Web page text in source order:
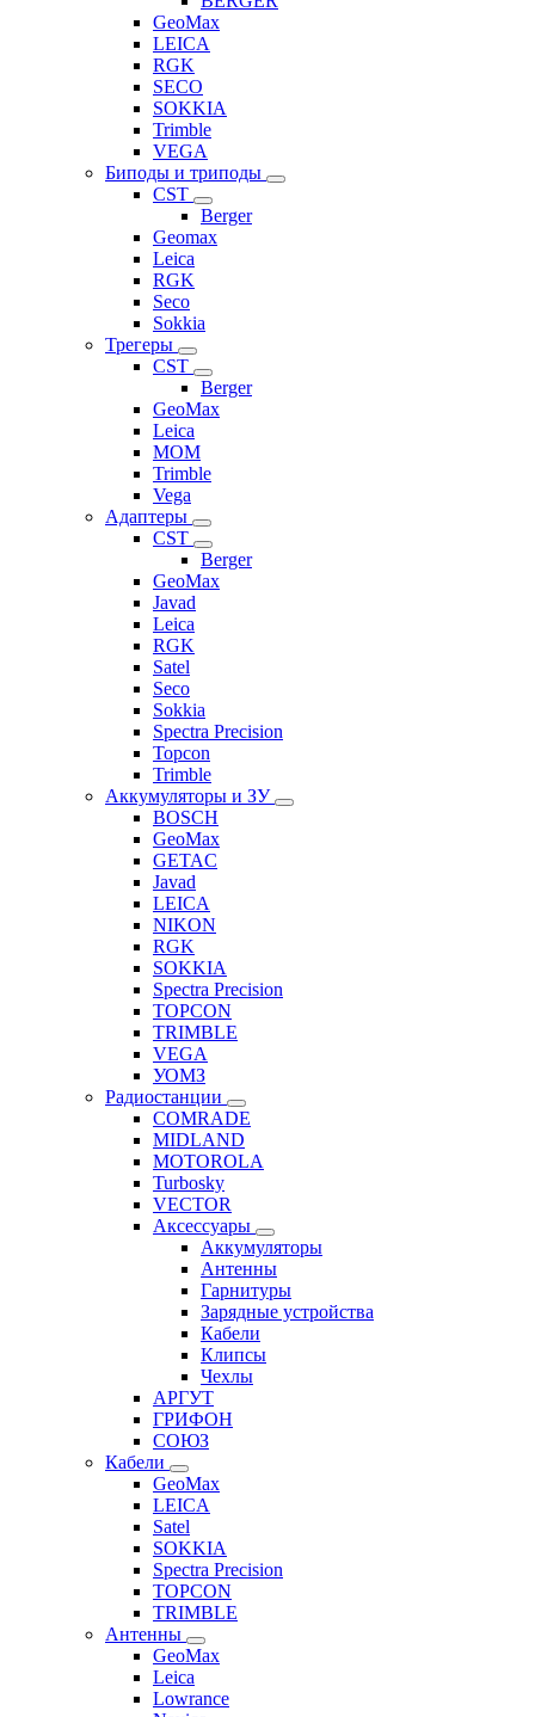
GeoMax
LEICA
RGK
SECO
SOKKIA
Trimble
VEGA
Биподы и триподы
CST
Berger
Geomax
Leica
RGK
Seco
Sokkia
Трегеры
CST
Berger
GeoMax
Leica
MOM
Trimble
Vega
Адаптеры
CST
Berger
GeoMax
Javad
Leica
RGK
Satel
Seco
Sokkia
Spectra Precision
Topcon
Trimble
Аккумуляторы и ЗУ
BOSCH
GeoMax
GETAC
Javad
LEICA
NIKON
RGK
SOKKIA
Spectra Precision
TOPCON
TRIMBLE
VEGA
УОМЗ
Радиостанции
COMRADE
MIDLAND
MOTOROLA
Turbosky
VECTOR
Аксессуары
Аккумуляторы
Антенны
Гарнитуры
Зарядные устройства
Кабели
Клипсы
Чехлы
АРГУТ
ГРИФОН
СОЮЗ
Кабели
GeoMax
LEICA
Satel
SOKKIA
Spectra Precision
TOPCON
TRIMBLE
Антенны
GeoMax
Leica
Lowrance